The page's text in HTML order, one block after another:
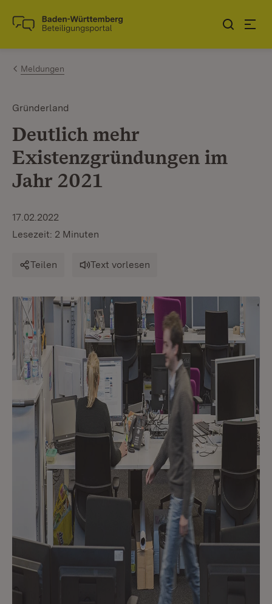
Zum Inhalt springen
Link zur Startseite
Meldungen
Gründerland
Deutlich mehr
Existenzgründungen im
Jahr 2021
17.02.2022
Lesezeit: 2 Minuten
Teilen Text vorlesen